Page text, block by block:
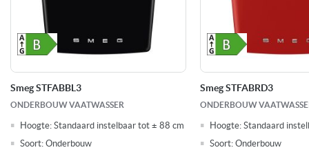
Geluidsniveau
Inhoud 13 Couverts
Aansluitwaarde 1800 Watt
Kenmerken vaatwassers
Functie: Besteklade (flex)
Functie: Extra droog
Smeg STFABBL3
ONDERBOUW VAATWASSER
Hoogte: Standaard instelbaar tot ± 88 cm
Soort: Onderbouw
Smeg STFABRD3
ONDERBOUW
Hoogte: Standaard
Soort: Onderbouw